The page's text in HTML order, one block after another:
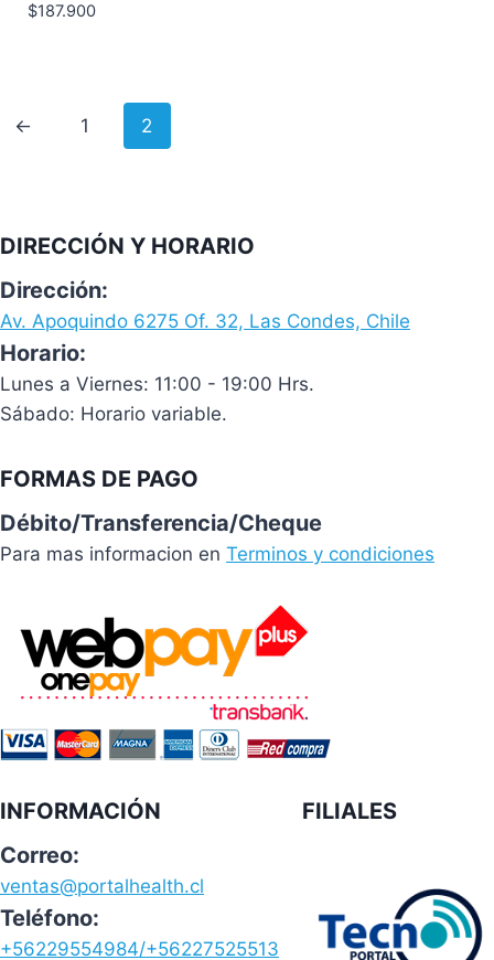
$187.900
← 1 2
DIRECCIÓN Y HORARIO
Dirección:
Av. Apoquindo 6275 Of. 32, Las Condes, Chile
Horario:
Lunes a Viernes: 11:00 - 19:00 Hrs.
Sábado: Horario variable.
FORMAS DE PAGO
Débito/Transferencia/Cheque
Para mas informacion en Terminos y condiciones
INFORMACIÓN
Correo:
ventas@portalhealth.cl
Teléfono:
+56229554984/+56227525513
FILIALES